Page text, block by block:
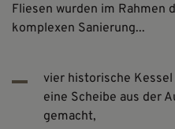
Fliesen wurden im Rahmen
komplexen Sanierung...
vier historische
eine Scheibe aus der
gemacht,